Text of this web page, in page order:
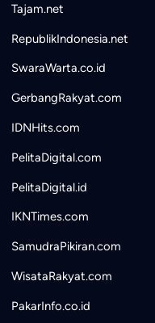
Tajam.net
RepublikIndonesia.net
SwaraWarta.co.id
GerbangRakyat.com
IDNHits.com
PelitaDigital.com
PelitaDigital.id
IKNTimes.com
SamudraPikiran.com
WisataRakyat.com
PakarInfo.co.id